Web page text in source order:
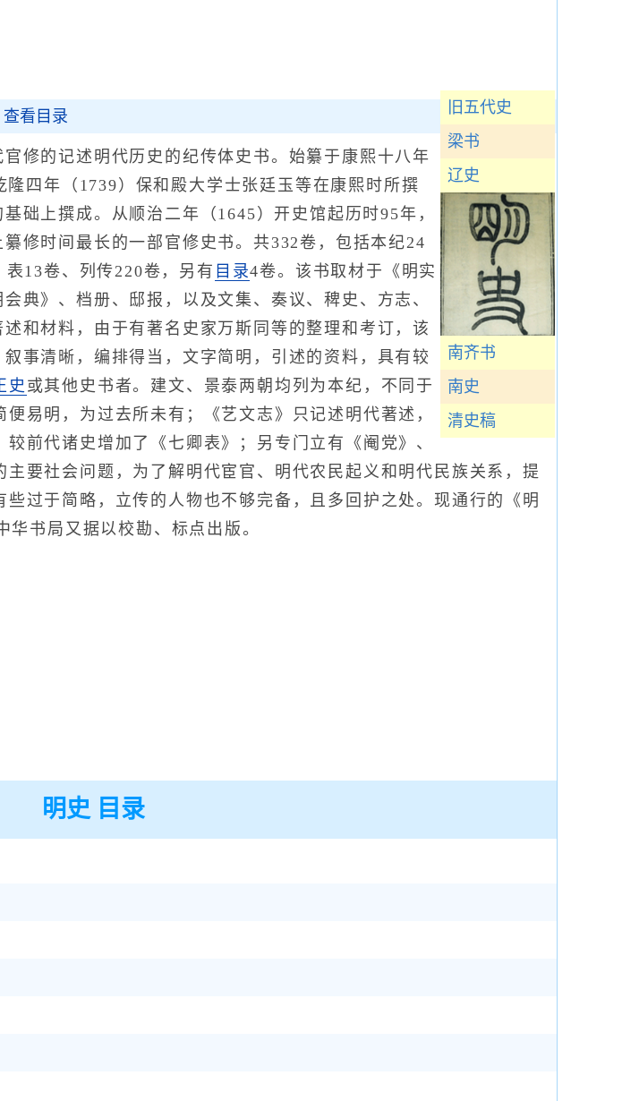
旧五代史
梁书
辽史
南齐书
南史
清史稿
查看目录
的记述明代历史的纪传体史书。始纂于康熙十八年
隆四年（1739）保和殿大学士张廷玉等在康熙时所撰
基础上撰成。从顺治二年（1645）开史馆起历时95年，
纂修时间最长的一部官修史书。共332卷，包括本纪24
表13卷、列传220卷，另有 目录4卷。该书取材于《明实
典》、档册、邸报，以及文集、奏议、稗史、方志、
述和材料，由于有著名史家万斯同等的整理和考订，该
叙事清晰，编排得当，文字简明，引述的资料，具有较
史 或其他史书者。建文、景泰两朝均列为本纪，不同于
易明，为过去所未有；《艺文志》只记述明代著述，
前代诸史增加了《七卿表》；另专门立有《阉党》、
主要社会问题，为了解明代宦官、明代农民起义和明代民族关系，提
过于简略，立传的人物也不够完备，且多回护之处。现通行的《明
书局又据以校勘、标点出版。
明史 目录